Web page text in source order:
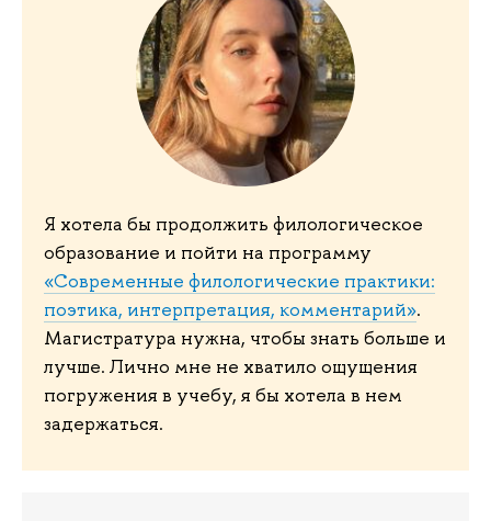
Я хотела бы продолжить филологическое
образование и пойти на программу
«Современные филологические практики:
поэтика, интерпретация, комментарий».
Магистратура нужна, чтобы знать больше и
лучше. Лично мне не хватило ощущения
погружения в учебу, я бы хотела в нем
задержаться.